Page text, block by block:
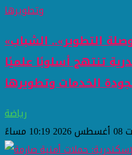
«صوت المستفيد.. بوصلة التطوير».. الشباب
تنتهج أسلوبًا علميًا
الخدمات وتطويرها
رياضة